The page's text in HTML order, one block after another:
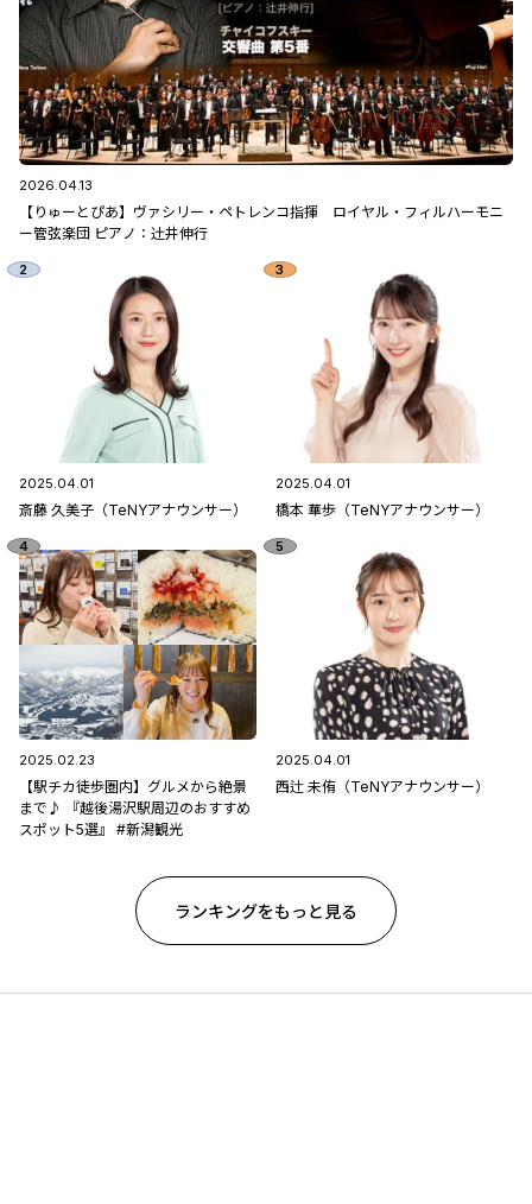
2026.04.13
【りゅーとぴあ】ヴァシリー・ペトレンコ指揮 ロイヤル・フィルハーモニ
ー管弦楽団 ピアノ：辻󠄀井伸行
2025.04.01
斎藤 久美子（TeNYアナウンサー）
2025.04.01
橋本 華歩（TeNYアナウンサー）
2025.02.23
【駅チカ徒歩圏内】グルメから絶景
まで♪ 『越後湯沢駅周辺のおすすめ
スポット5選』 #新潟観光
2025.04.01
西辻 未侑（TeNYアナウンサー）
ランキングをもっと見る